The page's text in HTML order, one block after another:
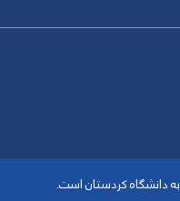
دانشگاه کردستان است.